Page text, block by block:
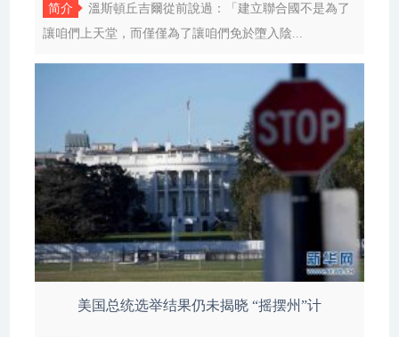
简介
溫斯頓丘吉爾從前說過：「建立聯合國不是為了
讓咱們上天堂，而僅僅為了讓咱們免於墮入陰...
美国总统选举结果仍未揭晓 “摇摆州”计